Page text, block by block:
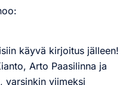
käyvä kirjoitus jälleen!
Arto Paasilinna ja
varsinkin viimeksi